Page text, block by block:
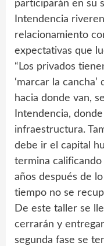
participarán en su
Intendencia
relacionamiento
expectativas que
“Los privados
‘marcar la
hacia donde van,
Intendencia,
infraestructura.
debe ir el capital
termina
años después de
tiempo no se
De este taller se
cerrarán y
segunda fase se